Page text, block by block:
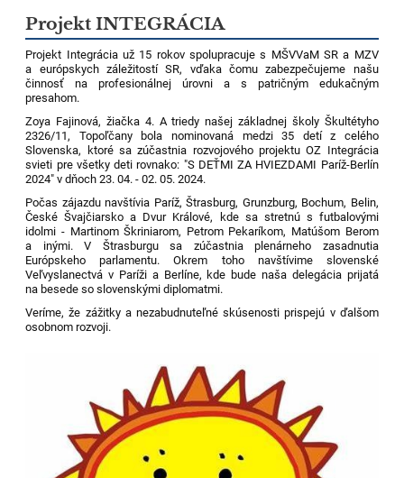
Projekt INTEGRÁCIA
Projekt Integrácia už 15 rokov spolupracuje s MŠVVaM SR a MZV
a európskych záležitostí SR, vďaka čomu zabezpečujeme našu
činnosť na profesionálnej úrovni a s patričným edukačným
presahom.
Zoya Fajinová, žiačka 4. A triedy našej základnej školy Škultétyho
2326/11, Topoľčany bola nominovaná medzi 35 detí z celého
Slovenska, ktoré sa zúčastnia rozvojového projektu OZ Integrácia
svieti pre všetky deti rovnako: "S DEŤMI ZA HVIEZDAMI Paríž-Berlín
2024" v dňoch 23. 04. - 02. 05. 2024.
Počas zájazdu navštívia Paríž, Štrasburg, Grunzburg, Bochum, Belin,
České Švajčiarsko a Dvur Králové, kde sa stretnú s futbalovými
idolmi - Martinom Škriniarom, Petrom Pekaríkom, Matúšom Berom
a inými. V Štrasburgu sa zúčastnia plenárneho zasadnutia
Európskeho parlamentu. Okrem toho navštívime slovenské
Veľvyslanectvá v Paríži a Berlíne, kde bude naša delegácia prijatá
na besede so slovenskými diplomatmi.
Veríme, že zážitky a nezabudnuteľné skúsenosti prispejú v ďalšom
osobnom rozvoji.